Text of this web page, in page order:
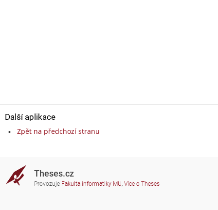
Další aplikace
Zpět na předchozí stranu
Theses.cz
Provozuje Fakulta informatiky MU, Více o Theses